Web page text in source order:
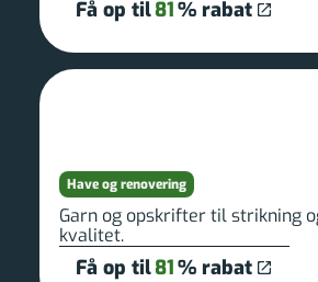
Få op til81% rabat
Have og renovering
Garn og opskrifter til strikning
kvalitet.
Få op til81% rabat